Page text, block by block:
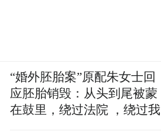
“婚外胚胎案”原配朱女士回
应胚胎销毁：从头到尾被蒙
在鼓里，绕过法院 ，绕过我